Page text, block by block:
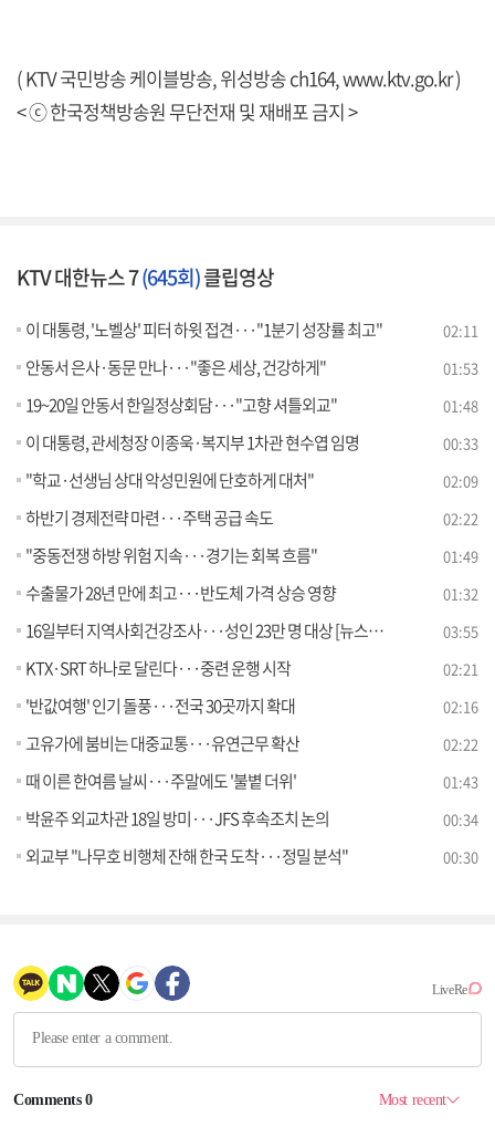
( KTV 국민방송 케이블방송, 위성방송 ch164,www.ktv.go.kr)
< ⓒ 한국정책방송원 무단전재 및 재배포 금지 >
KTV 대한뉴스 7(645회)클립영상
이 대통령, '노벨상' 피터 하윗 접견···"1분기 성장률 최고" 02:11
안동서 은사·동문 만나···"좋은 세상, 건강하게" 01:53
19~20일 안동서 한일정상회담···"고향 셔틀외교" 01:48
이 대통령, 관세청장 이종욱·복지부 1차관 현수엽 임명 00:33
"학교·선생님 상대 악성민원에 단호하게 대처" 02:09
하반기 경제전략 마련···주택 공급 속도 02:22
"중동전쟁 하방 위험 지속···경기는 회복 흐름" 01:49
수출물가 28년 만에 최고···반도체 가격 상승 영향 01:32
16일부터 지역사회건강조사···성인 23만 명 대상 [뉴스의 맥] 03:55
KTX·SRT 하나로 달린다···중련 운행 시작 02:21
'반값여행' 인기 돌풍···전국 30곳까지 확대 02:16
고유가에 붐비는 대중교통···유연근무 확산 02:22
때 이른 한여름 날씨···주말에도 '불볕 더위' 01:43
박윤주 외교차관 18일 방미···JFS 후속조치 논의 00:34
외교부 "나무호 비행체 잔해 한국 도착···정밀 분석" 00:30